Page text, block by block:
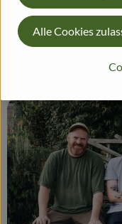
Mehr erfahren
Alle Cookies